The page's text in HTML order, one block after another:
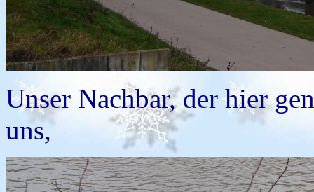
Unser Nachbar, der hier
uns,